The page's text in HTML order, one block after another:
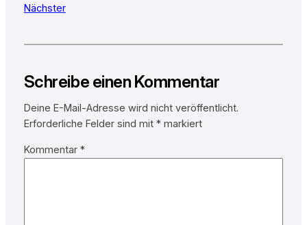
Nächster
Schreibe einen Kommentar
Deine E-Mail-Adresse wird nicht veröffentlicht.
Erforderliche Felder sind mit *markiert
Kommentar *